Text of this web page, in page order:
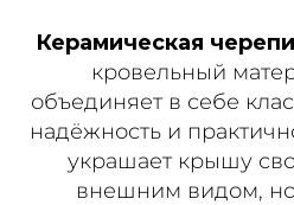
Керамическая
кровельный
объединяет в себе
надёжность и
украшает крышу
внешним видом,